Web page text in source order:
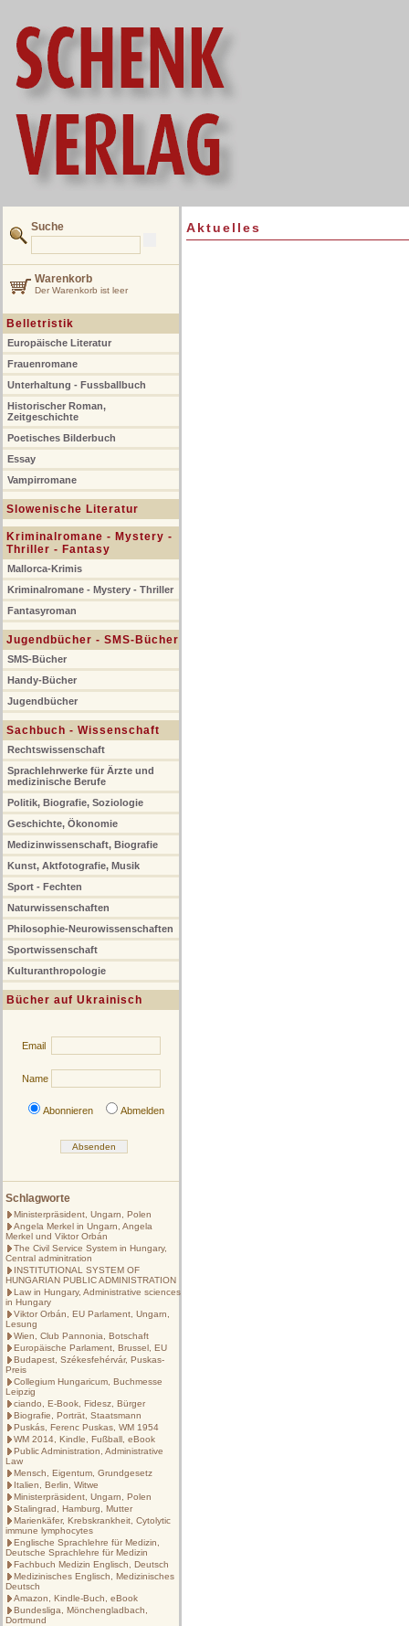
Suche
Warenkorb
Der Warenkorb ist leer
Belletristik
Europäische Literatur
Frauenromane
Unterhaltung - Fussballbuch
Historischer Roman,
Zeitgeschichte
Poetisches Bilderbuch
Essay
Vampirromane
Slowenische Literatur
Kriminalromane - Mystery -
Thriller - Fantasy
Mallorca-Krimis
Kriminalromane - Mystery - Thriller
Fantasyroman
Jugendbücher - SMS-Bücher
SMS-Bücher
Handy-Bücher
Jugendbücher
Sachbuch - Wissenschaft
Rechtswissenschaft
Sprachlehrwerke für Ärzte und
medizinische Berufe
Politik, Biografie, Soziologie
Geschichte, Ökonomie
Medizinwissenschaft, Biografie
Kunst, Aktfotografie, Musik
Sport - Fechten
Naturwissenschaften
Philosophie-Neurowissenschaften
Sportwissenschaft
Kulturanthropologie
Bücher auf Ukrainisch
Email
Name
Abonnieren Abmelden
Schlagworte
Ministerpräsident, Ungarn, Polen
Angela Merkel in Ungarn, Angela
Merkel und Viktor Orbán
The Civil Service System in Hungary,
Central adminitration
INSTITUTIONAL SYSTEM OF
HUNGARIAN PUBLIC ADMINISTRATION
Law in Hungary, Administrative sciences
in Hungary
Viktor Orbán, EU Parlament, Ungarn,
Lesung
Wien, Club Pannonia, Botschaft
Europäische Parlament, Brussel, EU
Budapest, Székesfehérvár, Puskas-
Preis
Collegium Hungaricum, Buchmesse
Leipzig
ciando, E-Book, Fidesz, Bürger
Biografie, Porträt, Staatsmann
Puskás, Ferenc Puskas, WM 1954
WM 2014, Kindle, Fußball, eBook
Public Administration, Administrative
Law
Mensch, Eigentum, Grundgesetz
Italien, Berlin, Witwe
Ministerpräsident, Ungarn, Polen
Stalingrad, Hamburg, Mutter
Marienkäfer, Krebskrankheit, Cytolytic
immune lymphocytes
Englische Sprachlehre für Medizin,
Deutsche Sprachlehre für Medizin
Fachbuch Medizin Englisch, Deutsch
Medizinisches Englisch, Medizinisches
Deutsch
Amazon, Kindle-Buch, eBook
Bundesliga, Mönchengladbach,
Dortmund
Aktuelles